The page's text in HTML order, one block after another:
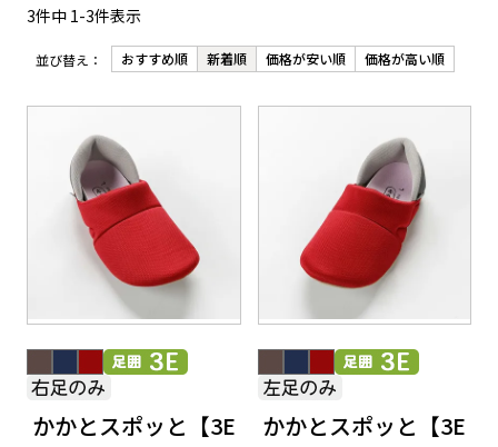
並び替え おすすめ順 新着順 価格が安い順 価格が高い順
3件中 1-3件表示
かかとスポッと【3E
かかとスポッと【3E